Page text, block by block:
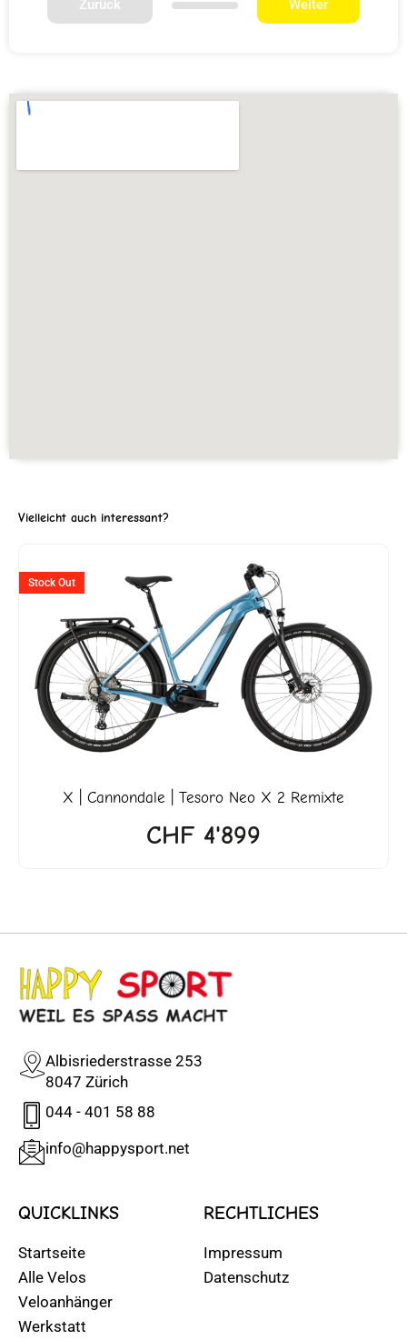
Zurück Weiter
Vielleicht auch interessant?
Stock Out
X | Cannondale | Tesoro Neo X 2 Remixte
CHF 4'899
Albisriederstrasse 253
8047 Zürich
044 - 401 58 88
info@happysport.net
QUICKLINKS
Startseite
Alle Velos
Veloanhänger
Werkstatt
RECHTLICHES
Impressum
Datenschutz